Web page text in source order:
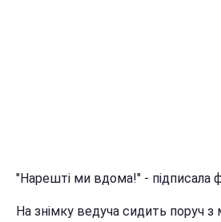
"Нарешті ми вдома!" - підписала
На знімку ведуча сидить поруч